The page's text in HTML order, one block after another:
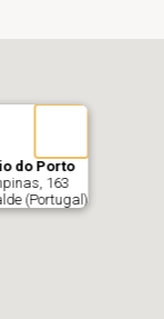
do Porto
163
(Portugal)